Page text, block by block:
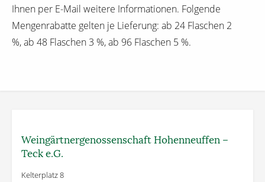
Ihnen per E-Mail weitere Informationen. Folgende
Mengenrabatte gelten je Lieferung: ab 24 Flaschen 2
%, ab 48 Flaschen 3 %, ab 96 Flaschen 5 %.
Weingärtner­genossenschaft Hohenneuffen –
Teck e.G.
Kelterplatz 8